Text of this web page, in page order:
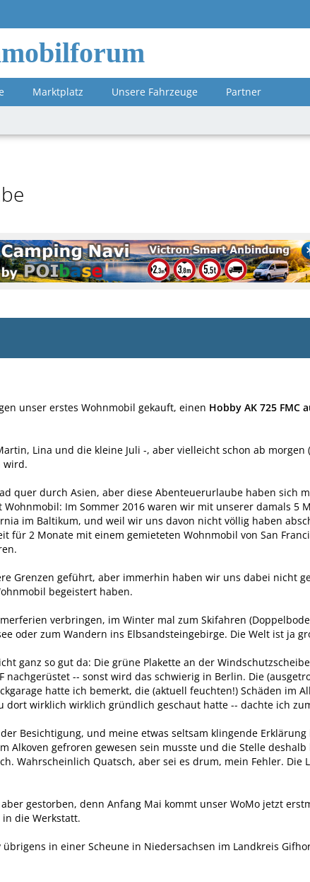
Marktplatz Unsere Fahrzeuge Partner
unser erstes Wohnmobil gekauft, einen Hobby AK 725 FMC
Lina und die kleine Juli -, aber vielleicht schon ab morgen
wird.
quer durch Asien, aber diese Abenteuerurlaube haben sich
Im Sommer 2016 waren wir mit unserer damals 5
im Baltikum, und weil wir uns davon nicht völlig haben
für 2 Monate mit einem gemieteten Wohnmobil von San
Grenzen geführt, aber immerhin haben wir uns dabei nicht
begeistert haben.
verbringen, im Winter mal zum Skifahren
oder zum Wandern ins Elbsandsteingebirge. Die Welt ist ja
ganz so gut da: Die grüne Plakette an der
nachgerüstet -- sonst wird das schwierig in Berlin. Die
hatte ich bemerkt, die (aktuell feuchten!) Schäden im
dort wirklich wirklich gründlich geschaut hatte -- dachte ich
Besichtigung, und meine etwas seltsam klingende Erklärung
Alkoven gefroren gewesen sein musste und die Stelle
Wahrscheinlich Quatsch, aber sei es drum, mein Fehler. Die
gestorben, denn Anfang Mai kommt unser WoMo jetzt
die Werkstatt.
in einer Scheune in Niedersachsen im Landkreis